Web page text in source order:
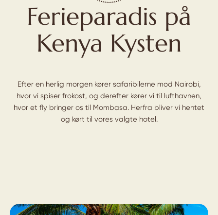
Ferieparadis på
Kenya Kysten
Efter en herlig morgen kører safaribilerne mod Nairobi,
hvor vi spiser frokost, og derefter kører vi til lufthavnen,
hvor et fly bringer os til Mombasa. Herfra bliver vi hentet
og kørt til vores valgte hotel.